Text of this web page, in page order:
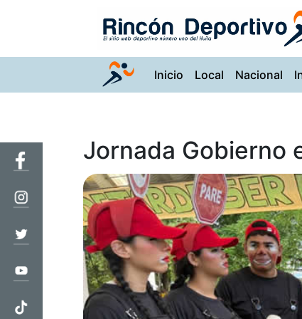
Inicio (current)
Local Nacional
Jornada Gobierno